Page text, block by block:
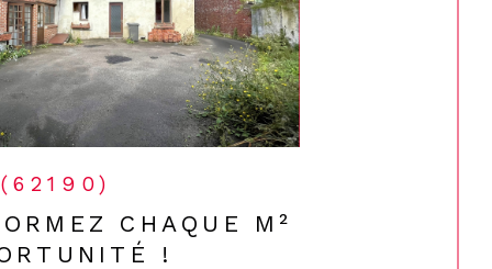
CHAQUE M²
!